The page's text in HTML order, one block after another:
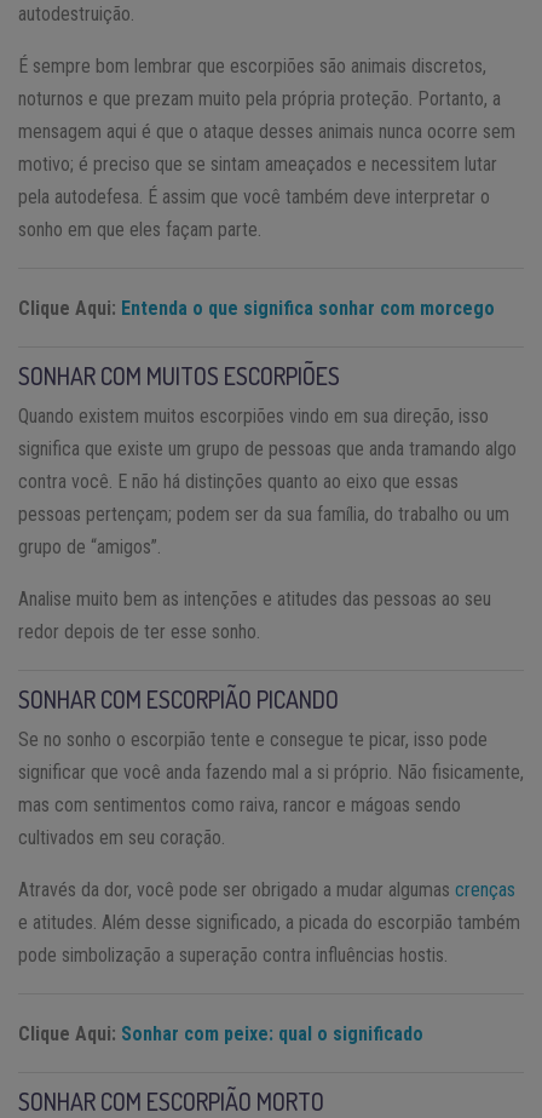
autodestruição.
É sempre bom lembrar que escorpiões são animais discretos,
noturnos e que prezam muito pela própria proteção. Portanto, a
mensagem aqui é que o ataque desses animais nunca ocorre sem
motivo; é preciso que se sintam ameaçados e necessitem lutar
pela autodefesa. É assim que você também deve interpretar o
sonho em que eles façam parte.
Clique Aqui: Entenda o que significa sonhar com morcego
SONHAR COM MUITOS ESCORPIÕES
Quando existem muitos escorpiões vindo em sua direção, isso
significa que existe um grupo de pessoas que anda tramando algo
contra você. E não há distinções quanto ao eixo que essas
pessoas pertençam; podem ser da sua família, do trabalho ou um
grupo de “amigos”.
Analise muito bem as intenções e atitudes das pessoas ao seu
redor depois de ter esse sonho.
SONHAR COM ESCORPIÃO PICANDO
Se no sonho o escorpião tente e consegue te picar, isso pode
significar que você anda fazendo mal a si próprio. Não fisicamente,
mas com sentimentos como raiva, rancor e mágoas sendo
cultivados em seu coração.
Através da dor, você pode ser obrigado a mudar algumas crenças
e atitudes. Além desse significado, a picada do escorpião também
pode simbolização a superação contra influências hostis.
Clique Aqui: Sonhar com peixe: qual o significado
SONHAR COM ESCORPIÃO MORTO